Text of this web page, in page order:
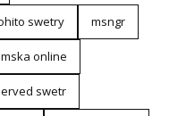
swetry msngr
online
swetr